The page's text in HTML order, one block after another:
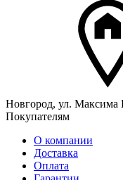
Новгород, ул. Максима
Покупателям
О компании
Доставка
Оплата